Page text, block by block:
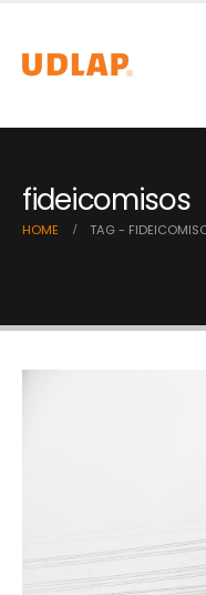
fideicomisos
HOME TAG -